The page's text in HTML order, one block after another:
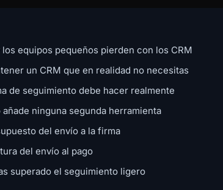
equipos pequeños pierden con los CRM
un CRM que en realidad no necesitas
de seguimiento debe hacer realmente
ninguna segunda herramienta
del envío a la firma
del envío al pago
superado el seguimiento ligero